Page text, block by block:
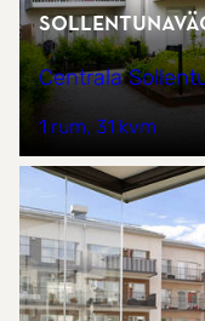
Centrala
1 rum 31 kvm